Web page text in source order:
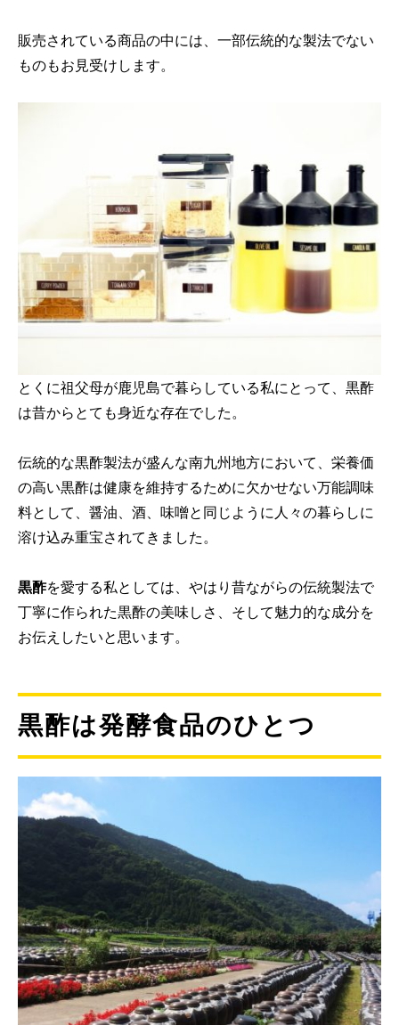
販売されている商品の中には、一部伝統的な製法でない
ものもお見受けします。
とくに祖父母が鹿児島で暮らしている私にとって、黒酢
は昔からとても身近な存在でした。
伝統的な黒酢製法が盛んな南九州地方において、栄養価
の高い黒酢は健康を維持するために欠かせない万能調味
料として、醤油、酒、味噌と同じように人々の暮らしに
溶け込み重宝されてきました。
黒酢を愛する私としては、やはり昔ながらの伝統製法で
丁寧に作られた黒酢の美味しさ、そして魅力的な成分を
お伝えしたいと思います。
黒酢は発酵食品のひとつ